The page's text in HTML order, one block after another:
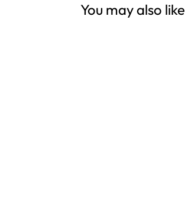
You may also like